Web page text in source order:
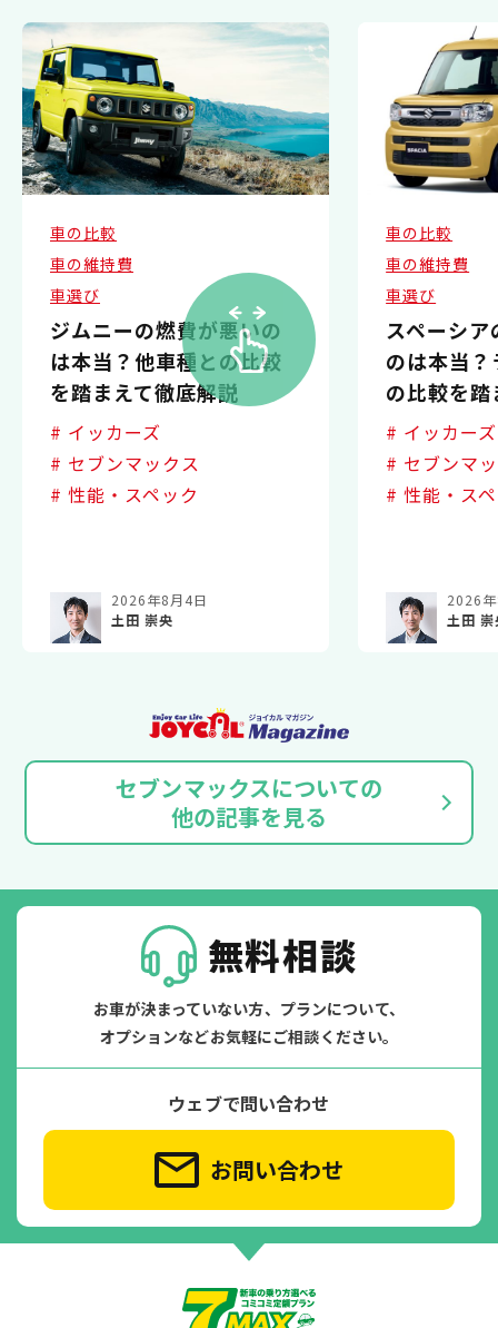
車の比較
車の維持費
車選び
ジムニーの燃費が悪いの
は本当？他車種との比較
を踏まえて徹底解説
# イッカーズ
# セブンマックス
# 性能・スペック
2026年8月4日
土田 崇央
車の比較
車の維持費
車選び
スペーシ
のは本当
の比較を
# イッカーズ
# セブンマ
# 性能・ス
2026
土田 崇
セブンマックスについての
他の記事を見る
無料相談
お車が決まっていない方、プランについて、
オプションなどお気軽にご相談ください。
ウェブで問い合わせ
お問い合わせ